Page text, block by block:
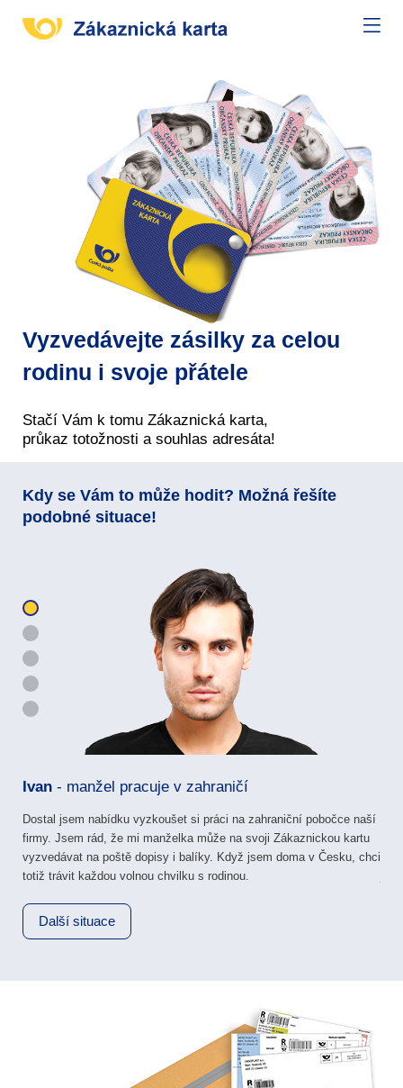
Vyzvedávejte zásilky za celou
rodinu i svoje přátele
Stačí Vám k tomu Zákaznická karta,
průkaz totožnosti a souhlas adresáta!
Kdy se Vám to může hodit? Možná řešíte
podobné situace!
Ivan - manžel pracuje v zahraničí
Dostal jsem nabídku vyzkoušet si práci na zahraniční pobočce naší
firmy. Jsem rád, že mi manželka může na svoji Zákaznickou kartu
vyzvedávat na poště dopisy i balíky. Když jsem doma v Česku, chci
totiž trávit každou volnou chvilku s rodinou.
Další situace